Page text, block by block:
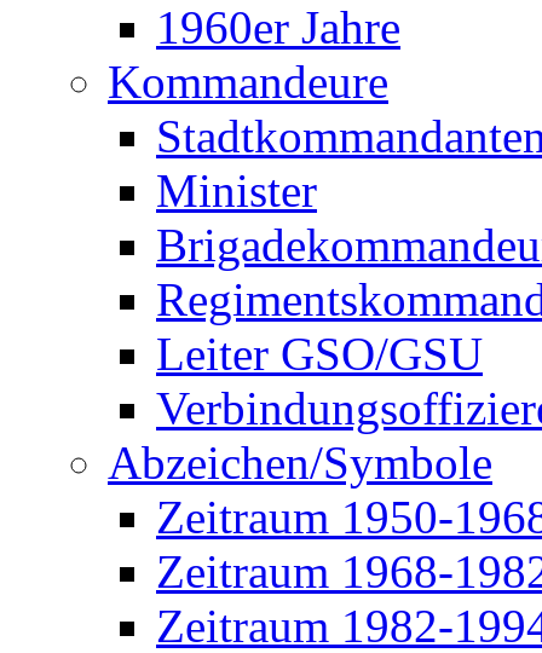
1960er Jahre
Kommandeure
Minister
Leiter GSO/GSU
Abzeichen/Symbole
Zeitraum 1950-
Zeitraum 1968-
Zeitraum 1982-